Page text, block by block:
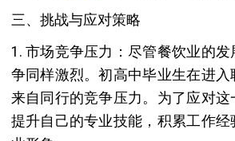
三、挑战与应对策略
1. 市场竞争压力：尽管餐饮业的
争同样激烈。初高中毕业生在进
来自同行的竞争压力。为了应对
提升自己的专业技能，积累工作